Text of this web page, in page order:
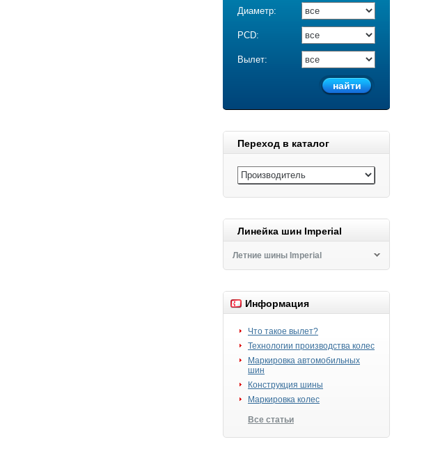
Диаметр:
PCD:
Вылет:
Переход в каталог
Линейка шин Imperial
Летние шины Imperial
Информация
Что такое вылет?
Технологии производства колес
Маркировка автомобильных
шин
Конструкция шины
Маркировка колес
Все статьи